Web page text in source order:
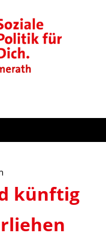
künftig